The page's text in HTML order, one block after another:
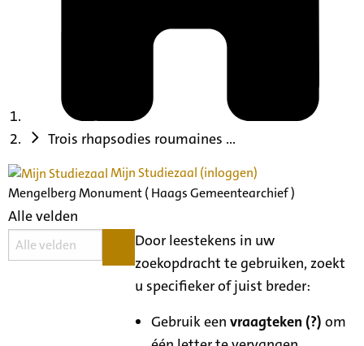
Trois rhapsodies roumaines ...
Mijn Studiezaal (inloggen)
Mengelberg Monument ( Haags Gemeentearchief )
Alle velden
Door leestekens in uw
zoekopdracht te gebruiken, zoekt
u specifieker of juist breder:
Gebruik eenvraagteken (?) om